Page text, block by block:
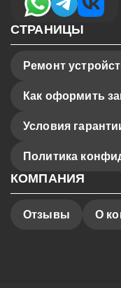
СТРАНИЦЫ
Ремонт
Как оформить
Условия
Политика
КОМПАНИЯ
Отзывы О